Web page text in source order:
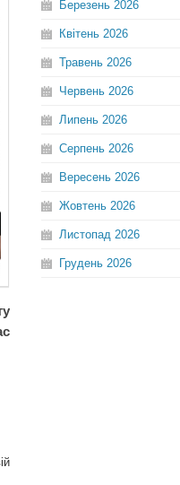
Березень 2026
Квітень 2026
Травень 2026
Червень 2026
Липень 2026
Серпень 2026
Вересень 2026
Жовтень 2026
Листопад 2026
Грудень 2026